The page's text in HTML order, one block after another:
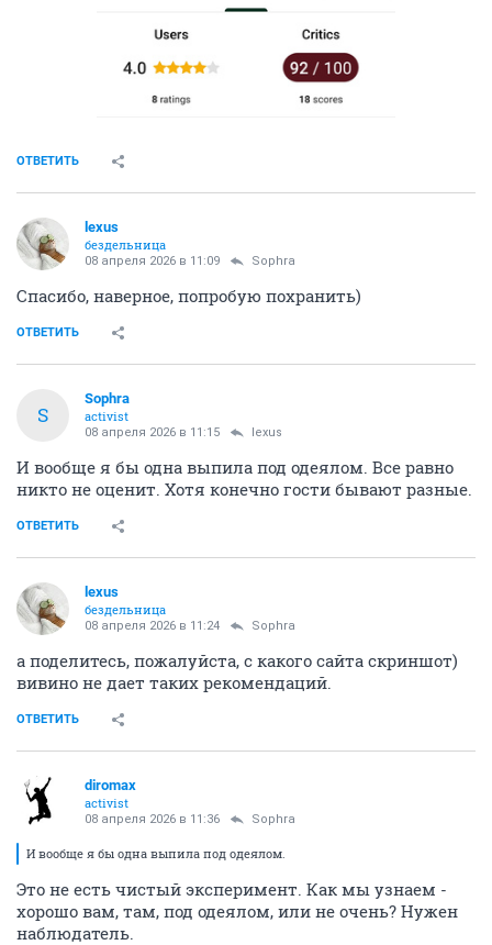
ОТВЕТИТЬ
lexus
бездельница
08 апреля 2026 в 11:09 Sophra
Спасибо, наверное, попробую похранить)
ОТВЕТИТЬ
S
Sophra
activist
08 апреля 2026 в 11:15 lexus
И вообще я бы одна выпила под одеялом. Все равно
никто не оценит. Хотя конечно гости бывают разные.
ОТВЕТИТЬ
lexus
бездельница
08 апреля 2026 в 11:24 Sophra
а поделитесь, пожалуйста, с какого сайта скриншот)
вивино не дает таких рекомендаций.
ОТВЕТИТЬ
diromax
activist
08 апреля 2026 в 11:36 Sophra
И вообще я бы одна выпила под одеялом.
Это не есть чистый эксперимент. Как мы узнаем -
хорошо вам, там, под одеялом, или не очень? Нужен
наблюдатель.